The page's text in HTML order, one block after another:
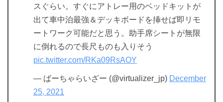
スぐらい。すぐにアトレー用のベッドキットが
出て車中泊最強＆デッキボードを挿せば即リモ
ートワーク可能だと思う。助手席シートが無限
に倒れるので長尺ものも入りそう
pic.twitter.com/RKa09RsAOY
— ばーちゃらいざー (@virtualizer_jp) December
25, 2021